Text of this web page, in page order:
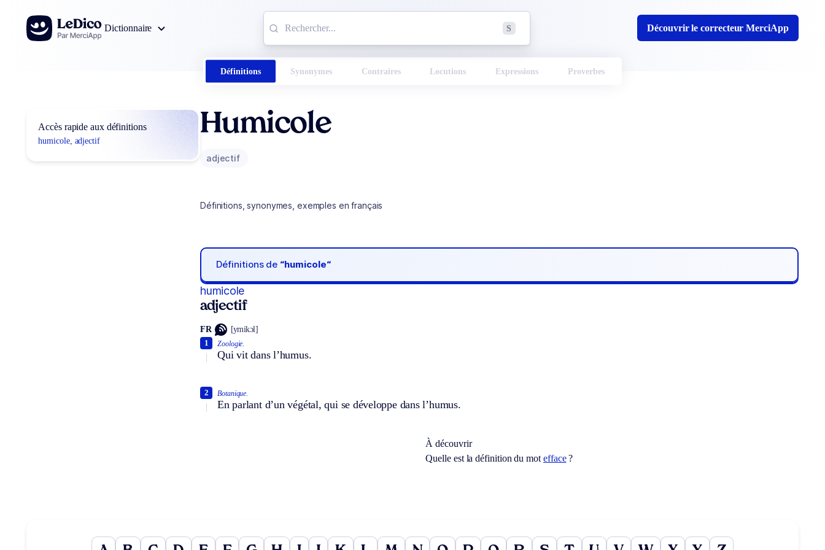
Aller au contenu
Dictionnaire
S Découvrir le correcteur MerciApp
Définitions Synonymes Contraires Locutions Expressions Proverbes
Accès rapide aux définitions
humicole, adjectif
Humicole
adjectif
Définitions, synonymes, exemples en français
Définitions de “humicole“
humicole
adjectif
FR [ymikɔl]
Zoologie.
Qui vit dans l’humus.
1
Botanique.
En parlant d’un végétal, qui se développe dans l’humus.
2
À découvrir
Quelle est la définition du mot efface?